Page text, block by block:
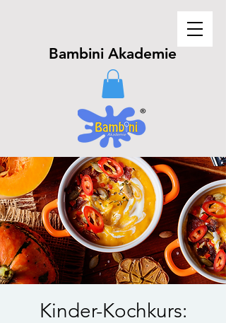
Bambini Akademie
Kinder-Kochkurs: